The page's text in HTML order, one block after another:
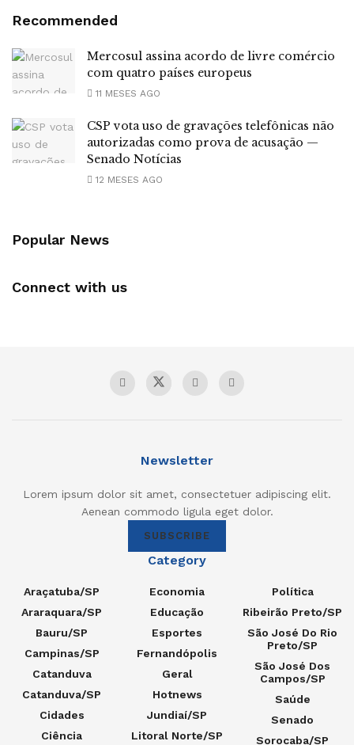
Recommended
Mercosul assina acordo de livre comércio
com quatro países europeus
11 MESES AGO
CSP vota uso de gravações telefônicas não
autorizadas como prova de acusação —
Senado Notícias
12 MESES AGO
Popular News
Connect with us
Newsletter
Lorem ipsum dolor sit amet, consectetuer adipiscing elit.
Aenean commodo ligula eget dolor.
SUBSCRIBE
Category
Araçatuba/SP
Araraquara/SP
Bauru/SP
Campinas/SP
Catanduva
Catanduva/SP
Cidades
Ciência
Economia
Educação
Esportes
Fernandópolis
Geral
Hotnews
Jundiaí/SP
Litoral Norte/SP
Política
Ribeirão Preto/SP
São José Do Rio
Preto/SP
São José Dos
Campos/SP
Saúde
Senado
Sorocaba/SP